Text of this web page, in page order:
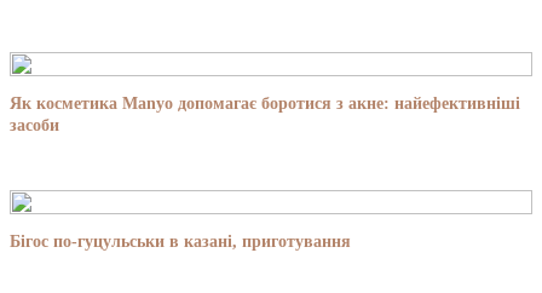
Як косметика Manyo допомагає боротися з акне: найефективніші
засоби
Бігос по-гуцульськи в казані, приготування